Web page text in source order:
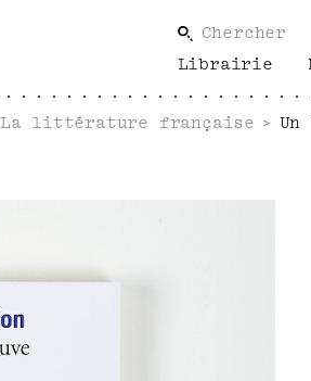
Chercher
Librairie
La littérature française Un